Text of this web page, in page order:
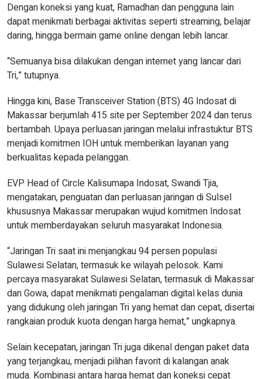
Dengan koneksi yang kuat, Ramadhan dan pengguna lain
dapat menikmati berbagai aktivitas seperti streaming, belajar
daring, hingga bermain game online dengan lebih lancar.
“Semuanya bisa dilakukan dengan internet yang lancar dari
Tri,” tutupnya.
Hingga kini, Base Transceiver Station (BTS) 4G Indosat di
Makassar berjumlah 415 site per September 2024 dan terus
bertambah. Upaya perluasan jaringan melalui infrastuktur BTS
menjadi komitmen IOH untuk memberikan layanan yang
berkualitas kepada pelanggan.
EVP Head of Circle Kalisumapa Indosat, Swandi Tjia,
mengatakan, penguatan dan perluasan jaringan di Sulsel
khususnya Makassar merupakan wujud komitmen Indosat
untuk memberdayakan seluruh masyarakat Indonesia.
“Jaringan Tri saat ini menjangkau 94 persen populasi
Sulawesi Selatan, termasuk ke wilayah pelosok. Kami
percaya masyarakat Sulawesi Selatan, termasuk di Makassar
dan Gowa, dapat menikmati pengalaman digital kelas dunia
yang didukung oleh jaringan Tri yang hemat dan cepat, disertai
rangkaian produk kuota dengan harga hemat,” ungkapnya.
Selain kecepatan, jaringan Tri juga dikenal dengan paket data
yang terjangkau, menjadi pilihan favorit di kalangan anak
muda. Kombinasi antara harga hemat dan koneksi cepat